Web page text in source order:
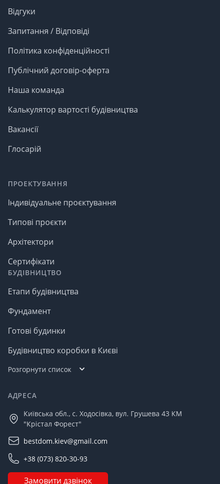
Відгуки
Запитання / Відповіді
Політика конфіденційності
Публічний договір-оферта
Наша команда
Калькулятор вартості будівництва
Вакансії
Глосарій
ПРОЕКТУВАННЯ
Індивідуальне проєктування
Типові проєкти
Архітектори
Сертифікати
БУДІВНИЦТВО
Етапи будівництва
Фундамент
Готові будинки
Будівництво коробки в Києві
Розгорнути список
АДРЕСА
Київська обл., с. Ходосівка, вул. Грушева 43 КМ
"Крістал Форест"
bestdom.kiev@gmail.com
+38 (073) 820-30-93
Замовити дзвінок